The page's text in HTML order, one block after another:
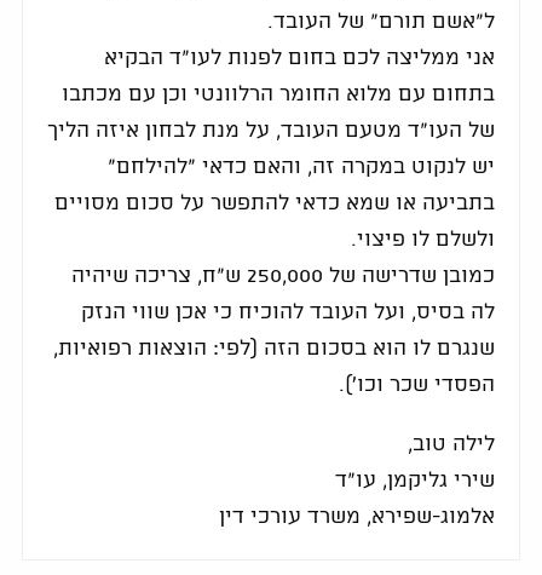
ל"אשם תורם" של העובד.
אני ממליצה לכם בחום לפנות לעו"ד הבקיא
בתחום עם מלוא החומר הרלוונטי וכן עם מכתבו
של העו"ד מטעם העובד, על מנת לבחון איזה הליך
יש לנקוט במקרה זה, והאם כדאי "להילחם"
בתביעה או שמא כדאי להתפשר על סכום מסויים
ולשלם לו פיצוי.
כמובן שדרישה של 250,000 ש"ח, צריכה שיהיה
לה בסיס, ועל העובד להוכיח כי אכן שווי הנזק
שנגרם לו הוא בסכום הזה (לפי: הוצאות רפואיות,
הפסדי שכר וכו').
לילה טוב,
שירי גליקמן, עו"ד
אלמוג-שפירא, משרד עורכי דין